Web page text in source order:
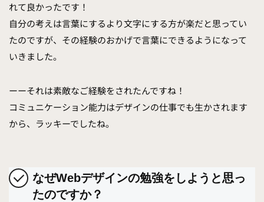
れて良かったです！
自分の考えは言葉にするより文字にする方が楽だと思ってい
たのですが、その経験のおかげで言葉にできるようになって
いきました。
ーーそれは素敵なご経験をされたんですね！
コミュニケーション能力はデザインの仕事でも生かされます
から、ラッキーでしたね。
なぜWebデザインの勉強をしようと思っ
たのですか？